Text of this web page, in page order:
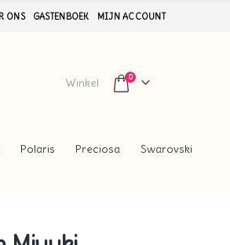
ONS GASTENBOEK MIJN ACCOUNT
Winkel 0
Polaris Preciosa Swarovski